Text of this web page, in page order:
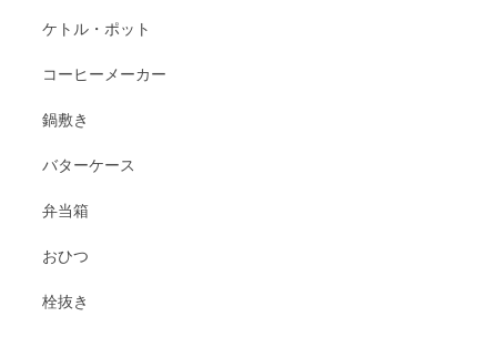
ケトル・ポット
コーヒーメーカー
鍋敷き
バターケース
弁当箱
おひつ
栓抜き